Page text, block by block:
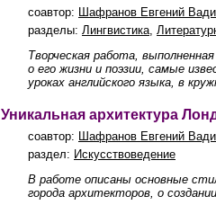
соавтор:
Шафранов Евгений
разделы: Лингвистика
Творческая работа,
о его жизни и поэзии, самые
уроках английского языка, в
Уникальная архитектура
соавтор:
Шафранов Евгений
раздел: Искусствоведение
В работе описаны основные
города архитекторов, о